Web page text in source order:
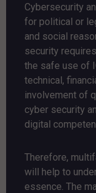
Cybersecurity
for political or
and social
security
the safe use of
technical,
involvement of
cyber security
digital
Therefore,
will help to
essence. The